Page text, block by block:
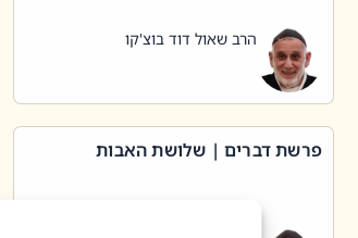
הרב שאול דוד בוצ'קו
פרשת דברים | שלושת האבות